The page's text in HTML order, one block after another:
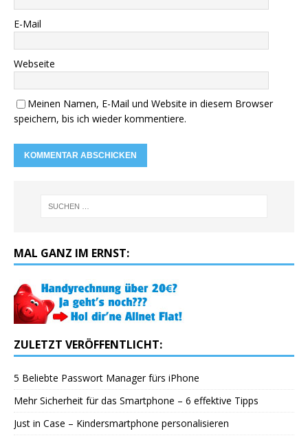
E-Mail
Webseite
Meinen Namen, E-Mail und Website in diesem Browser
speichern, bis ich wieder kommentiere.
MAL GANZ IM ERNST:
ZULETZT VERÖFFENTLICHT:
5 Beliebte Passwort Manager fürs iPhone
Mehr Sicherheit für das Smartphone – 6 effektive Tipps
Just in Case – Kindersmartphone personalisieren